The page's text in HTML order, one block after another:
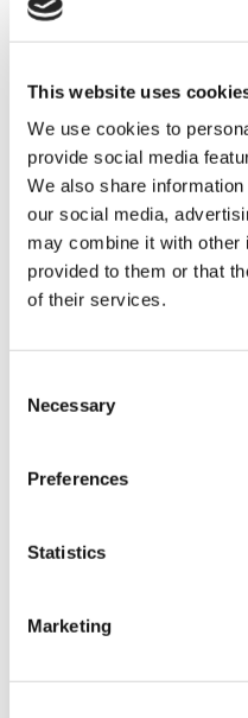
This website uses
We use cookies to
provide social media
We also share
our social media,
may combine it with other
provided to them or that
of their services.
Selection
Necessary
Preferences
Statistics
Marketing
Poland Kliniken
Gastric Sleeve Türkei
Nasenkorrektur Türkei
Brustimplantate Türkei
Brustverkleinerung
Gynäkomastie Türkei
Zahnimplantat Türkei
Veneers Türkei
Zahnkronen Türkei
Bariatrische Chirurgie
Brazilian Butt Lift Türkei
Hollywood Lächeln
Luna Klinik
Istanbul European Center
Dr. Vivo Hair Clinic